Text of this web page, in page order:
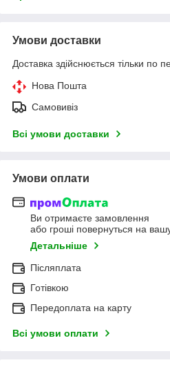
Умови доставки
Доставка здійснюється тільки по
Нова Пошта
Самовивіз
Всі умови доставки
Умови оплати
Ви отримаєте замовлення
або гроші повернуться на
Детальніше
Післяплата
Готівкою
Передоплата на карту
Всі умови оплати